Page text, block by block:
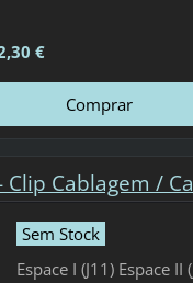
€
Cablagem /
Sem Stock
Espace I (J11) Espace II